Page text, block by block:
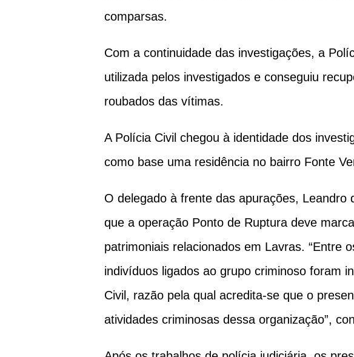
comparsas.
Com a continuidade das investigações, a
utilizada pelos investigados e conseguiu
roubados das vítimas.
A Polícia Civil chegou à identidade dos
como base uma residência no bairro Fonte
O delegado à frente das apurações, Leandro
que a operação Ponto de Ruptura deve
patrimoniais relacionados em Lavras. “Entre
indivíduos ligados ao grupo criminoso foram
Civil, razão pela qual acredita-se que o
atividades criminosas dessa organização”,